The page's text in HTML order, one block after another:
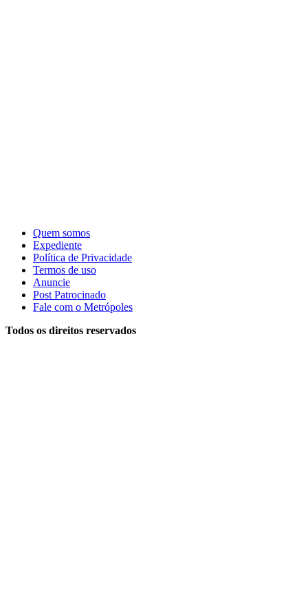
Quem somos
Expediente
Política de Privacidade
Termos de uso
Anuncie
Post Patrocinado
Fale com o Metrópoles
Todos os direitos reservados